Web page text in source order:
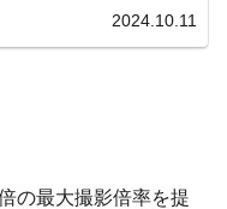
2024.10.11
の最大撮影倍率を提